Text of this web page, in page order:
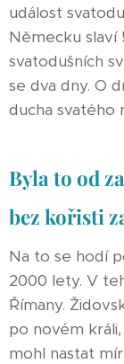
událost
Německu slaví
svatodušních
se dva dny. O
ducha svatého
Byla to od
bez kořisti
Na to se hodí
2000 lety. V
Římany.
po novém
mohl nastat